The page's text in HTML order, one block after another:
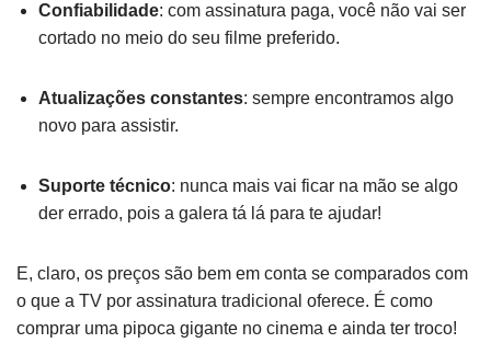
Confiabilidade: com assinatura paga, você não vai ser
cortado no meio do seu filme preferido.
Atualizações constantes: sempre encontramos algo
novo para assistir.
Suporte técnico: nunca mais vai ficar na mão se algo
der errado, pois a galera tá lá para te ajudar!
E, claro, os preços são bem em conta se comparados com
o que a TV por assinatura tradicional oferece. É como
comprar uma pipoca gigante no cinema e ainda ter troco!